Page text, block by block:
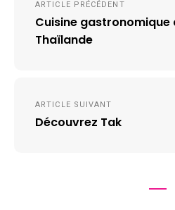
l’article
ARTICLE PRÉCÉDENT
Cuisine gastronomique
Thaïlande
ARTICLE SUIVANT
Découvrez Tak